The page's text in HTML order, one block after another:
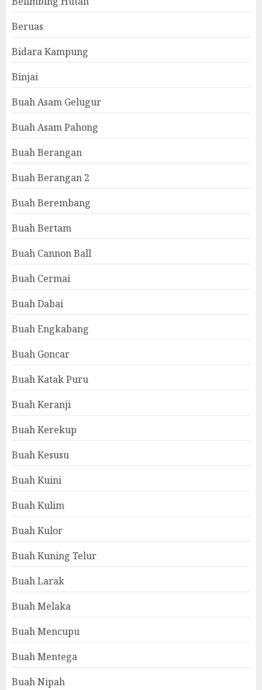
Beruas
Bidara Kampung
Binjai
Buah Asam Gelugur
Buah Asam Pahong
Buah Berangan
Buah Berangan 2
Buah Berembang
Buah Bertam
Buah Cannon Ball
Buah Cermai
Buah Dabai
Buah Engkabang
Buah Goncar
Buah Katak Puru
Buah Keranji
Buah Kerekup
Buah Kesusu
Buah Kuini
Buah Kulim
Buah Kulor
Buah Kuning Telur
Buah Larak
Buah Melaka
Buah Mencupu
Buah Mentega
Buah Nipah